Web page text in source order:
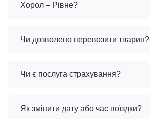
Хорол – Рівне?
Чи дозволено перевозити тварин?
Чи є послуга страхування?
Як змінити дату або час поїздки?